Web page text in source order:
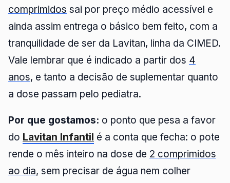
comprimidos sai por preço médio acessível e
ainda assim entrega o básico bem feito, com a
tranquilidade de ser da Lavitan, linha da CIMED.
Vale lembrar que é indicado a partir dos 4
anos, e tanto a decisão de suplementar quanto
a dose passam pelo pediatra.
Por que gostamos: o ponto que pesa a favor
do Lavitan Infantil é a conta que fecha: o pote
rende o mês inteiro na dose de 2 comprimidos
ao dia, sem precisar de água nem colher